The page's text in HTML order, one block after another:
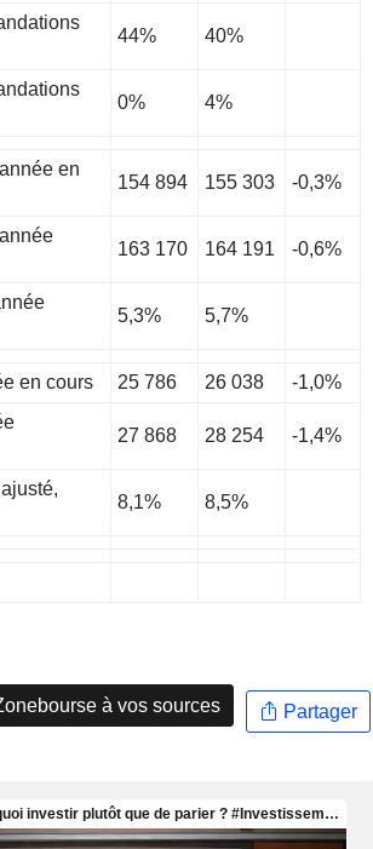
44% 40%
0% 4%
en
154 894 155 303 -0,3%
163 170 164 191 -0,6%
5,3% 5,7%
en cours 25 786 26 038
-1,0%
27 868 28 254 -1,4%
8,1% 8,5%
à vos sources Partager